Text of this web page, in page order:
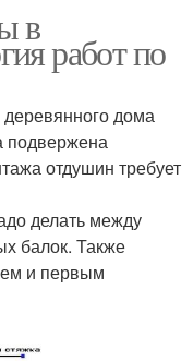
в
работ по
дома
подвержена
отдушин требует
делать между
балок. Также
и первым